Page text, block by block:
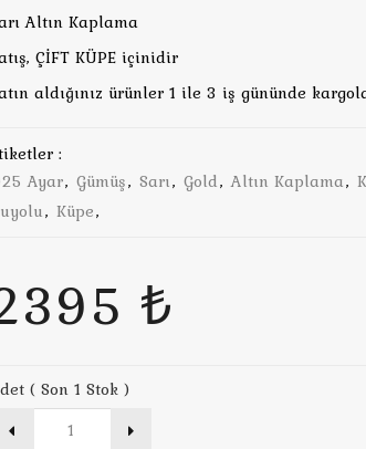
Altın Kaplama
ÇİFT KÜPE içinidir
aldığınız ürünler 1 ile 3 iş gününde
:
Ayar, Gümüş, Sarı, Gold, Altın Kaplama,
, Küpe,
₺
( Son 1 Stok )